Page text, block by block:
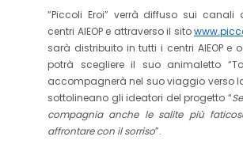
“Piccoli Eroi” verrà diffuso sui canali
centri AIEOP e attraverso il sito
sarà distribuito in tutti i centri AIEOP e
potrà scegliere il suo animaletto
accompagnerà nel suo viaggio verso
sottolineano gli ideatori del progetto “
compagnia anche le salite più
affrontare con il sorriso”.